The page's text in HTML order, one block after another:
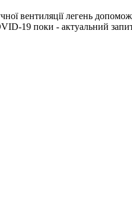
вентиляції легень
19 поки - актуальний